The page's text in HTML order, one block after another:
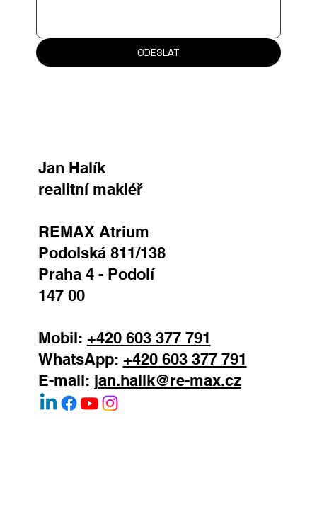
ODESLAT
Jan Halík
realitní makléř
REMAX Atrium
Podolská 811/138
Praha 4 - Podolí
147 00
Mobil: +420 603 377 791
WhatsApp: +420 603 377 791
E-mail: jan.halik@re-max.cz